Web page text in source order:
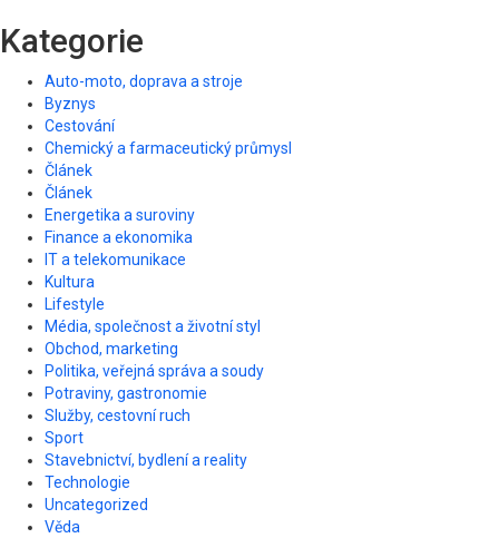
Kategorie
Auto-moto, doprava a stroje
Byznys
Cestování
Chemický a farmaceutický průmysl
Článek
Článek
Energetika a suroviny
Finance a ekonomika
IT a telekomunikace
Kultura
Lifestyle
Média, společnost a životní styl
Obchod, marketing
Politika, veřejná správa a soudy
Potraviny, gastronomie
Služby, cestovní ruch
Sport
Stavebnictví, bydlení a reality
Technologie
Uncategorized
Věda